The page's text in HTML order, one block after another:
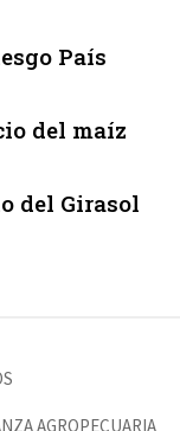
País
del maíz
del Girasol
AGROPECUARIA